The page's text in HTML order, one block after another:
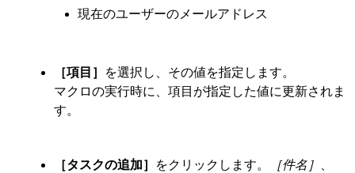
現在のユーザーのメールアドレス
［項目］
を選択し、その値を指定します。
マクロの実行時に、項目が指定した値に更新されま
す。
［タスクの追加］ をクリックします。 ［件名］